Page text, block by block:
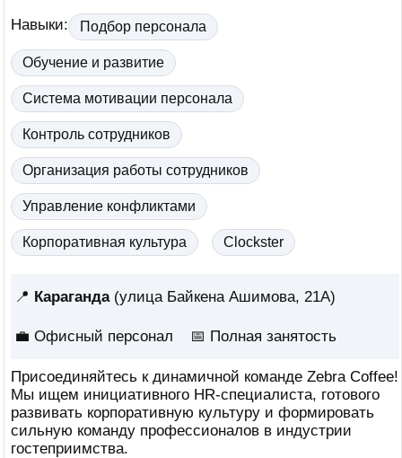
Навыки: Подбор персонала
Обучение и развитие
Система мотивации персонала
Контроль сотрудников
Организация работы сотрудников
Управление конфликтами
Корпоративная культура Clockster
📍 Караганда(улица Байкена Ашимова, 21А)
💼 Офисный персонал 📅 Полная занятость
Присоединяйтесь к динамичной команде Zebra Coffee!
Мы ищем инициативного HR-специалиста, готового
развивать корпоративную культуру и формировать
сильную команду профессионалов в индустрии
гостеприимства.